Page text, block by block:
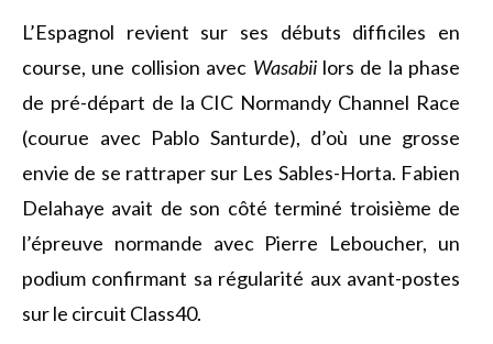
L’Espagnol revient sur ses débuts difficiles en
course, une collision avec Wasabiilors de la phase
de pré-départ de la CIC Normandy Channel Race
(courue avec Pablo Santurde), d’où une grosse
envie de se rattraper sur Les Sables-Horta. Fabien
Delahaye avait de son côté terminé troisième de
l’épreuve normande avec Pierre Leboucher, un
podium confirmant sa régularité aux avant-postes
sur le circuit Class40.